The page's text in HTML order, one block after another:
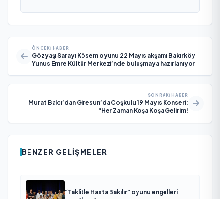
ÖNCEKI HABER
Gözyaşı Sarayı Kösem oyunu 22 Mayıs akşamı Bakırköy
Yunus Emre Kültür Merkezi’nde buluşmaya hazırlanıyor
SONRAKI HABER
Murat Balcı’dan Giresun’da Coşkulu 19 Mayıs Konseri:
“Her Zaman Koşa Koşa Gelirim!
BENZER GELIŞMELER
“Taklitle Hasta Bakılır” oyunu engelleri